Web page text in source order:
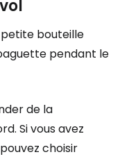
bouteille
pendant le
de la
Si vous avez
choisir